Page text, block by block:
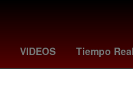
VIDEOS Tiempo Real
Gobierno Argentina